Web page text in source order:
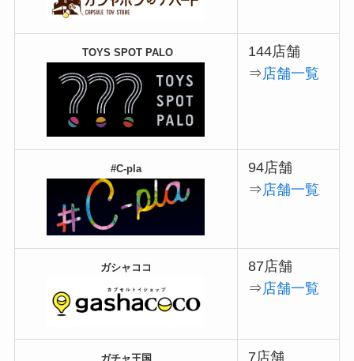
TOYS SPOT PALO
144店舗
⇒店舗一覧
#C-pla
94店舗
⇒店舗一覧
ガシャココ
87店舗
⇒店舗一覧
ガチャ王国 7店舗